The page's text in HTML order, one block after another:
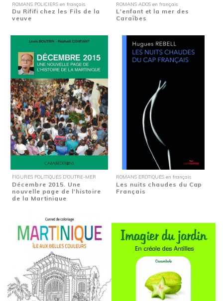
ROMANS POLICIERS en français
Du Rififi chez les Fils de la
veuve
ROMANS ADOS en français
L'enfant et la mer des
Caraïbes
FIGURES POLITIQUES D'OUTRE-MER
Décembre 2015. Une
nouvelle page de l'histoire
de la Martinique
ROMANS EROTIQUES en français
Les nuits chaudes du Cap
Français